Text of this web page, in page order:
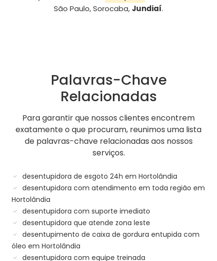
São Paulo, Sorocaba, Jundiaí.
Palavras-Chave
Relacionadas
Para garantir que nossos clientes encontrem
exatamente o que procuram, reunimos uma lista
de palavras-chave relacionadas aos nossos
serviços.
desentupidora de esgoto 24h em Hortolândia
desentupidora com atendimento em toda região em
Hortolândia
desentupidora com suporte imediato
desentupidora que atende zona leste
desentupimento de caixa de gordura entupida com
óleo em Hortolândia
desentupidora com equipe treinada